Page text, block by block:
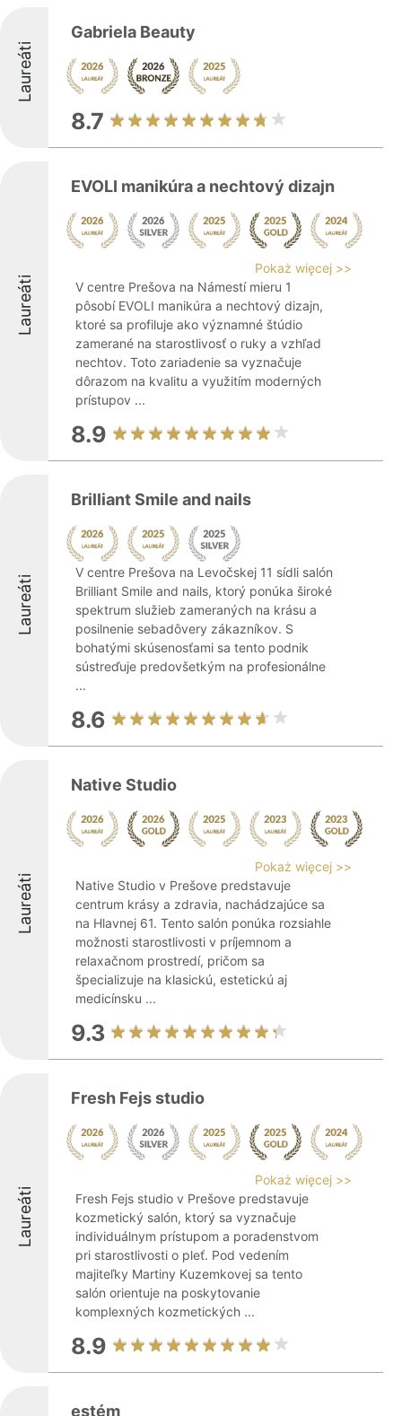
Laureáti
Gabriela Beauty
8.7
Laureáti
EVOLI manikúra a nechtový dizajn
Pokaż więcej >>
V centre Prešova na Námestí mieru 1
pôsobí EVOLI manikúra a nechtový dizajn,
ktoré sa profiluje ako významné štúdio
zamerané na starostlivosť o ruky a vzhľad
nechtov. Toto zariadenie sa vyznačuje
dôrazom na kvalitu a využitím moderných
prístupov ...
8.9
Laureáti
Brilliant Smile and nails
V centre Prešova na Levočskej 11 sídli salón
Brilliant Smile and nails, ktorý ponúka široké
spektrum služieb zameraných na krásu a
posilnenie sebadôvery zákazníkov. S
bohatými skúsenosťami sa tento podnik
sústreďuje predovšetkým na profesionálne
...
8.6
Laureáti
Native Studio
Pokaż więcej >>
Native Studio v Prešove predstavuje
centrum krásy a zdravia, nachádzajúce sa
na Hlavnej 61. Tento salón ponúka rozsiahle
možnosti starostlivosti v príjemnom a
relaxačnom prostredí, pričom sa
špecializuje na klasickú, estetickú aj
medicínsku ...
9.3
Laureáti
Fresh Fejs studio
Pokaż więcej >>
Fresh Fejs studio v Prešove predstavuje
kozmetický salón, ktorý sa vyznačuje
individuálnym prístupom a poradenstvom
pri starostlivosti o pleť. Pod vedením
majiteľky Martiny Kuzemkovej sa tento
salón orientuje na poskytovanie
komplexných kozmetických ...
8.9
estém